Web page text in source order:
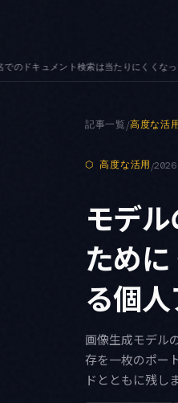
は停止日が4つ並びます。17日に
記事一覧/高度な活
⬡ 高度な活用/
モデ
ため
る個
画像生成モデル
存を一枚のポー
ドとともに残し